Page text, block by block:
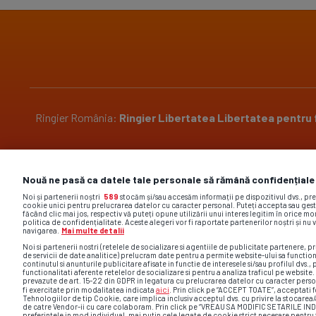
Ringier România: Ringier Libertatea Libertatea pentru
Pariază responsabil! Decizia ONJN nr. 2304/29.10.2018.
Jocurile de noroc sunt interzise minorilor.
Site-ul gsp.ro foloseste cookies. Află mai multe
Nouă ne pasă ca datele tale personale să rămână confidențiale
Noi și partenerii noștri 589 stocăm și/sau accesăm informații pe dispozitivul dvs.,
cookie unici pentru prelucrarea datelor cu caracter personal. Puteți accepta sau
făcând clic mai jos, respectiv vă puteți opune utilizării unui interes legitim în orice
politica de confidențialitate. Aceste alegeri vor fi raportate partenerilor noștri și nu
navigarea.
Mai multe detalii
Noi si partenerii nostri (retelele de socializare si agentiile de publicitate partenere,
de servicii de date analitice) prelucram date pentru a permite website-ului sa
continutul si anunturile publicitare afisate in functie de interesele si/sau profilul dvs.,
functionalitati aferente retelelor de socializare si pentru a analiza traficul pe
prevazute de art. 15-22 din GDPR in legatura cu prelucrarea datelor cu caracter
fi exercitate prin modalitatea indicata aici . Prin click pe “ACCEPT TOATE”,
Tehnologiilor de tip Cookie, care implica inclusiv acceptul dvs. cu privire la
de catre Vendor-ii cu care colaboram. Prin click pe “VREAU SA MODIFIC SETARILE